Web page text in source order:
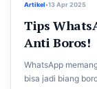
Artikel•13 Apr 2025
Tips
Anti Boros!
WhatsApp
bisa jadi biang